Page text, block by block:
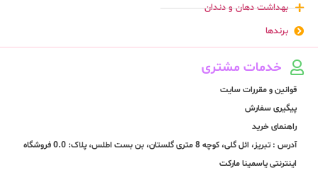
بهداشت دهان و دندان
برندها
خدمات مشتری
قوانین و مقررات سایت
پیگیری سفارش
راهنمای خرید
آدرس : تبریز، ائل گلی، کوچه 8 متری گلستان، بن بست اطلس، پلاک: 0.0 فروشگاه
اینترنتی یاسمینا مارکت